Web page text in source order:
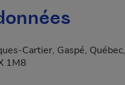
Cartier, Gaspé, Québec,
1M8